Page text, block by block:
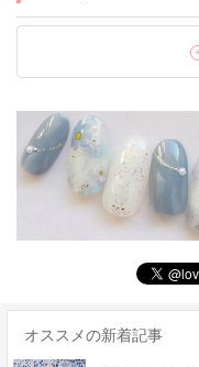
オススメの新着記事